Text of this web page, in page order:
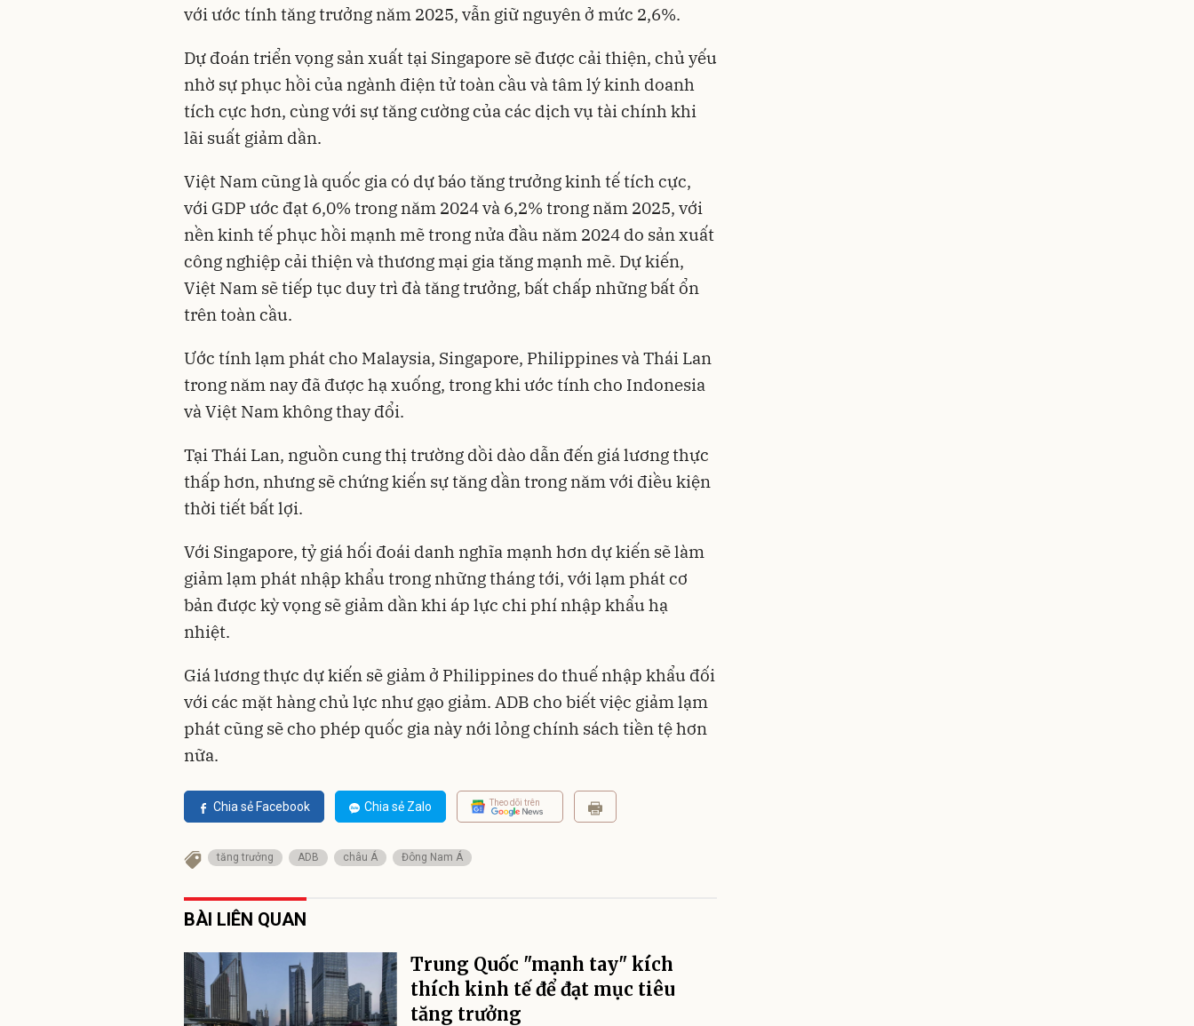
với ước tính tăng trưởng năm 2025, vẫn giữ nguyên ở mức 2,6%.
Dự đoán triển vọng sản xuất tại Singapore sẽ được cải thiện, chủ yếu
nhờ sự phục hồi của ngành điện tử toàn cầu và tâm lý kinh doanh
tích cực hơn, cùng với sự tăng cường của các dịch vụ tài chính khi
lãi suất giảm dần.
Việt Nam cũng là quốc gia có dự báo tăng trưởng kinh tế tích cực,
với GDP ước đạt 6,0% trong năm 2024 và 6,2% trong năm 2025, với
nền kinh tế phục hồi mạnh mẽ trong nửa đầu năm 2024 do sản xuất
công nghiệp cải thiện và thương mại gia tăng mạnh mẽ. Dự kiến,
Việt Nam sẽ tiếp tục duy trì đà tăng trưởng, bất chấp những bất ổn
trên toàn cầu.
Ước tính lạm phát cho Malaysia, Singapore, Philippines và Thái Lan
trong năm nay đã được hạ xuống, trong khi ước tính cho Indonesia
và Việt Nam không thay đổi.
Tại Thái Lan, nguồn cung thị trường dồi dào dẫn đến giá lương thực
thấp hơn, nhưng ​​sẽ chứng kiến sự tăng dần trong năm với điều kiện
thời tiết bất lợi.
Với Singapore, tỷ giá hối đoái danh nghĩa mạnh hơn dự kiến sẽ làm
giảm lạm phát nhập khẩu trong những tháng tới, với lạm phát cơ
bản được kỳ vọng sẽ giảm dần khi áp lực chi phí nhập khẩu hạ
nhiệt.
Giá lương thực dự kiến ​​sẽ giảm ở Philippines do thuế nhập khẩu đối
với các mặt hàng chủ lực như gạo giảm. ADB cho biết việc giảm lạm
phát cũng sẽ cho phép quốc gia này nới lỏng chính sách tiền tệ hơn
nữa.
Chia sẻ Facebook Chia sẻ Zalo Theo dõi trên
tăng trưởng ADB châu Á Đông Nam Á
BÀI LIÊN QUAN
Trung Quốc "mạnh tay" kích
thích kinh tế để đạt mục tiêu
tăng trưởng